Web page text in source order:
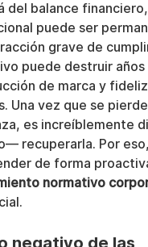
del balance
puede ser
grave de
puede destruir años
de marca y
Una vez que se
es increíblemente
recuperarla. Por
de forma
normativo